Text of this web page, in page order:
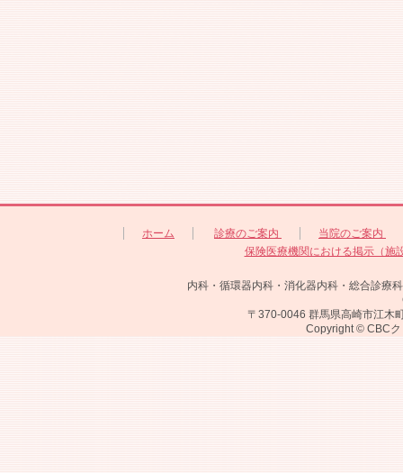
ホーム 診療のご案内
当院のご案内
保険医療機関における掲示（施
内科・循環器内科・消化器内科・総合診療
〒370-0046 群馬県高崎市江木
Copyright © CBCク